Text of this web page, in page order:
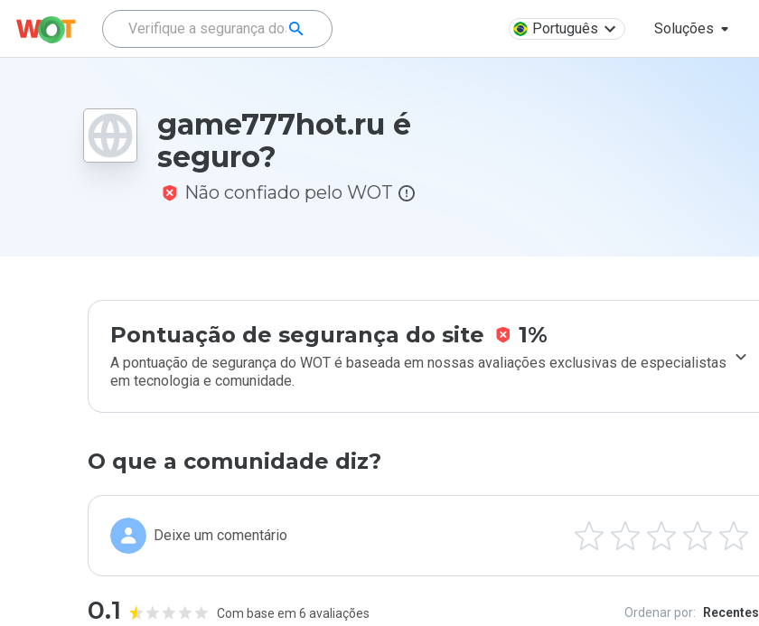
Português Soluções
game777hot.ru é
seguro?
Não confiado pelo WOT
Pontuação de segurança do site 1%
A pontuação de segurança do WOT é baseada em nossas avaliações exclusivas de especialistas
em tecnologia e comunidade.
O que a comunidade diz?
Deixe um comentário
0.1 Com base em 6 avaliações Ordenar por: Recentes